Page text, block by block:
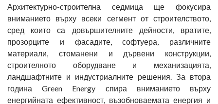
Архитектурно-строителна седмица ще фокусира
вниманието върху всеки сегмент от строителството,
сред които са довършителните дейности, вратите,
прозорците и фасадите, софтуера, различните
материали, стоманени и дървени конструкции,
строителното оборудване и механизацията,
ландшафтните и индустриалните решения. За втора
година Green Energy спира вниманието върху
енергийната ефективност, възобноваемата енергия и